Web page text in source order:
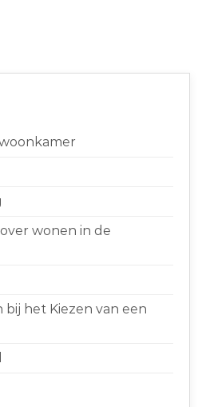
wonen in de
het Kiezen van een